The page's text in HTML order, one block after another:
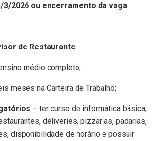
3/2026 ou encerramento da vaga
de Restaurante
médio completo;
meses na Carteira de Trabalho;
– ter curso de informática básica,
deliveries, pizzarias, padarias,
disponibilidade de horário e possuir